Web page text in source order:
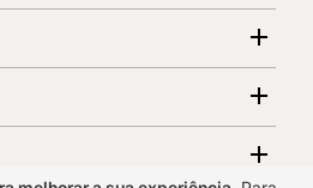
- Morumbi São Paulo - SP,